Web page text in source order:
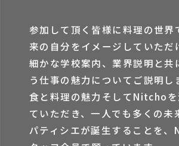
参加して頂く皆様に料理の世界
来の⾃分をイメージしていただ
細かな学校案内、業界説明と共
う仕事の魅⼒についてご説明し
⾷と料理の魅⼒そしてNitchoを
ていただき、⼀⼈でも多くの未
パティシエが誕⽣することを